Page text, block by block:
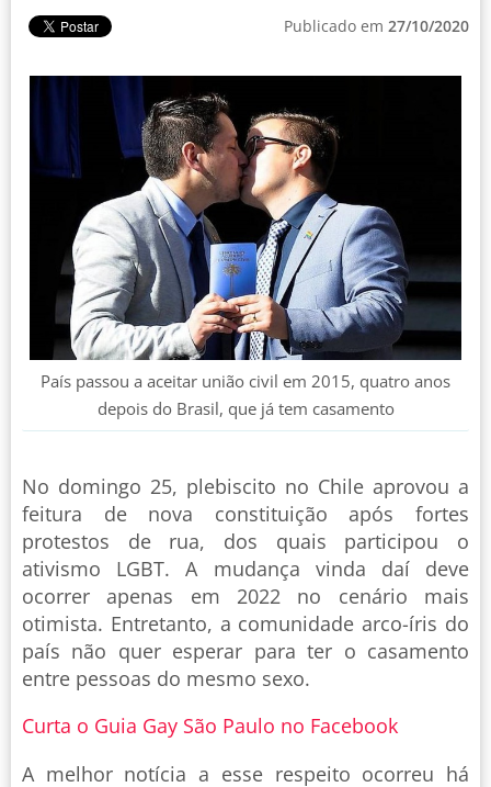
Publicado em 27/10/2020
País passou a aceitar união civil em 2015, quatro anos
depois do Brasil, que já tem casamento
No domingo 25, plebiscito no Chile aprovou a
feitura de nova constituição após fortes
protestos de rua, dos quais participou o
ativismo LGBT. A mudança vinda daí deve
ocorrer apenas em 2022 no cenário mais
otimista. Entretanto, a comunidade arco-íris do
país não quer esperar para ter o casamento
entre pessoas do mesmo sexo.
Curta o Guia Gay São Paulo no Facebook
A melhor notícia a esse respeito ocorreu há